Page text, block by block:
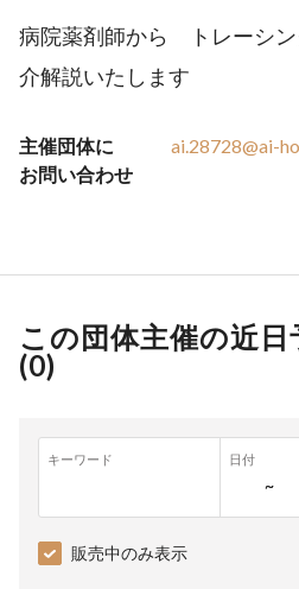
病院薬剤師から トレーシ
介解説いたします
主催団体に
お問い合わせ
ai.28728@ai-
この団体主催の近日
(0)
キーワード 日付
~
販売中のみ表示